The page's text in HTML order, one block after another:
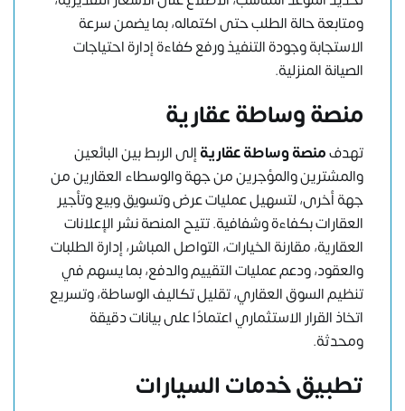
ومتابعة حالة الطلب حتى اكتماله، بما يضمن سرعة
الاستجابة وجودة التنفيذ ورفع كفاءة إدارة احتياجات
الصيانة المنزلية.
منصة وساطة عقارية
تهدفمنصة وساطة عقاريةإلى الربط بين البائعين
والمشترين والمؤجرين من جهة والوسطاء العقارين من
جهة أخرى، لتسهيل عمليات عرض وتسويق وبيع وتأجير
العقارات بكفاءة وشفافية. تتيح المنصة نشر الإعلانات
العقارية، مقارنة الخيارات، التواصل المباشر، إدارة الطلبات
والعقود، ودعم عمليات التقييم والدفع، بما يسهم في
تنظيم السوق العقاري، تقليل تكاليف الوساطة، وتسريع
اتخاذ القرار الاستثماري اعتمادًا على بيانات دقيقة
ومحدثة.
تطبيق خدمات السيارات